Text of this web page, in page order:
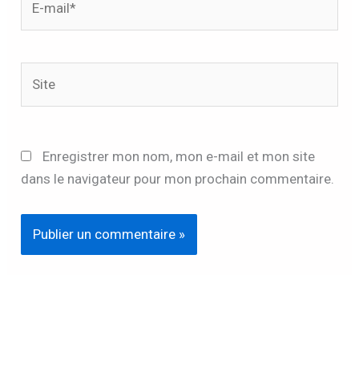
Enregistrer mon nom, mon e-mail et mon site
dans le navigateur pour mon prochain commentaire.